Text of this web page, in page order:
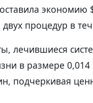
процедур в
лечившиеся
в размере
подчеркивая